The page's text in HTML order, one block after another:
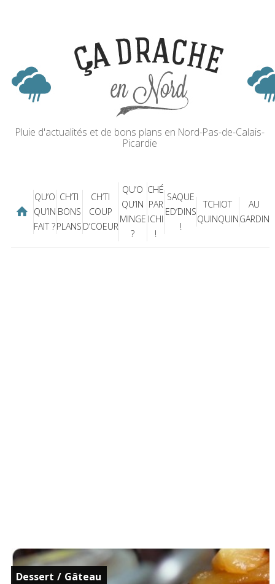
Pluie d'actualités et de bons plans en Nord-Pas-de-Calais-
Picardie
QU’O
QU’IN
FAIT ?
CH’TI
BONS
PLANS
CH’TI
COUP
D’COEUR
QU’O
QU’IN
MINGE
?
CHÉ
PAR
ICHI
!
SAQUE
ED’DINS
!
TCHIOT
QUINQUIN
AU
GARDIN
Dessert / Gâteau